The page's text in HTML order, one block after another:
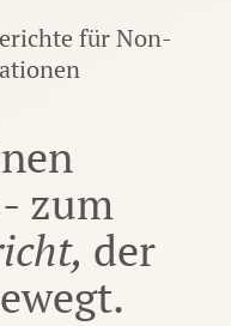
für Non-
zum
der